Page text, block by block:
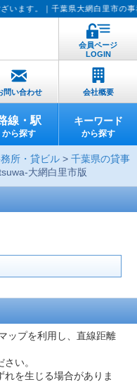
里市の事務所・ビルの賃貸査定実
会員ページ
LOGIN
問い合わせ 会社概要
線・駅
から探す
キーワード
から探す
所・貸ビル > 千葉県の貸事
大網白里市版
ップを利用し、直線距離
い。
を生じる場合がありま